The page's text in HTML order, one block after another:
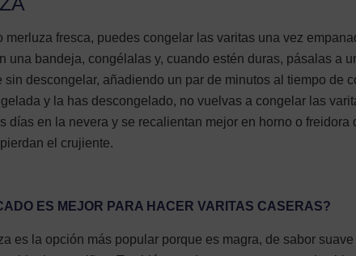
merluza fresca, puedes congelar las varitas una vez
una bandeja, congélalas y, cuando estén duras, pásalas a
sin descongelar, añadiendo un par de minutos al tiempo de
y la has descongelado, no vuelvas a congelar las
días en la nevera y se recalientan mejor en horno o freidora
el crujiente.
ES MEJOR PARA HACER VARITAS CASERAS?
es la opción más popular porque es magra, de sabor